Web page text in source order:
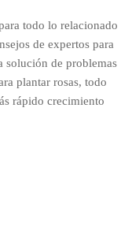
todo lo relacionado
de expertos para
solución de problemas
plantar rosas, todo
rápido crecimiento